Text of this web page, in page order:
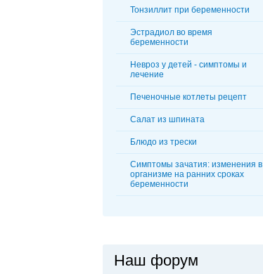
Тонзиллит при беременности
Эстрадиол во время
беременности
Невроз у детей - симптомы и
лечение
Печеночные котлеты рецепт
Салат из шпината
Блюдо из трески
Симптомы зачатия: изменения в
организме на ранних сроках
беременности
Наш форум